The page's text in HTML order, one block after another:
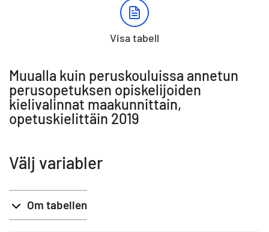
Visa tabell
Muualla kuin peruskouluissa annetun
perusopetuksen opiskelijoiden
kielivalinnat maakunnittain,
opetuskielittäin 2019
Välj variabler
Om tabellen